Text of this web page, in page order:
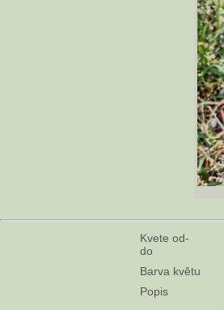
Kvete od-
do
Barva květu
Popis